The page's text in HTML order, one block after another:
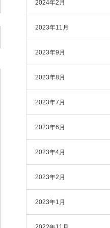
2024年2月
2023年11月
2023年9月
2023年8月
2023年7月
2023年6月
2023年4月
2023年2月
2023年1月